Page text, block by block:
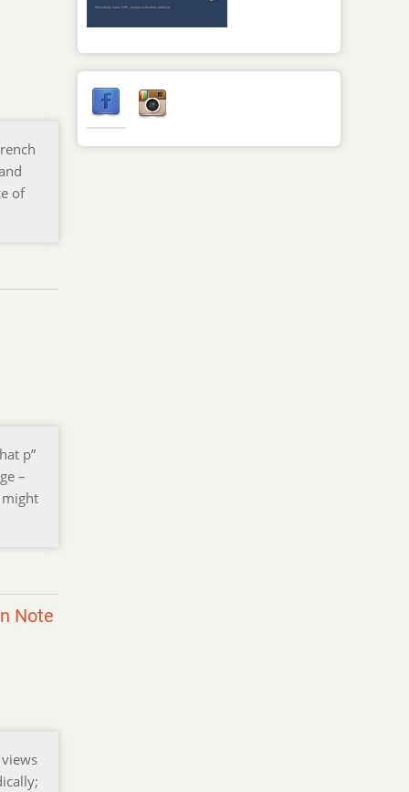
of
p”
–
Note